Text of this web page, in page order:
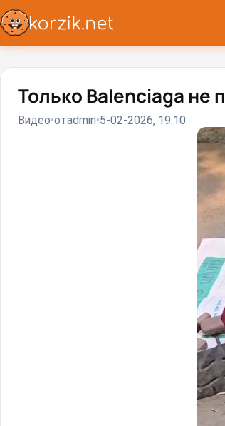
Только Balenciaga не
Видео отadmin 5-02-2026, 19:10